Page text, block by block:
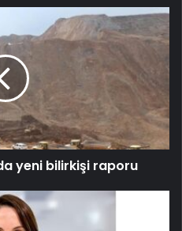
yeni bilirkişi raporu